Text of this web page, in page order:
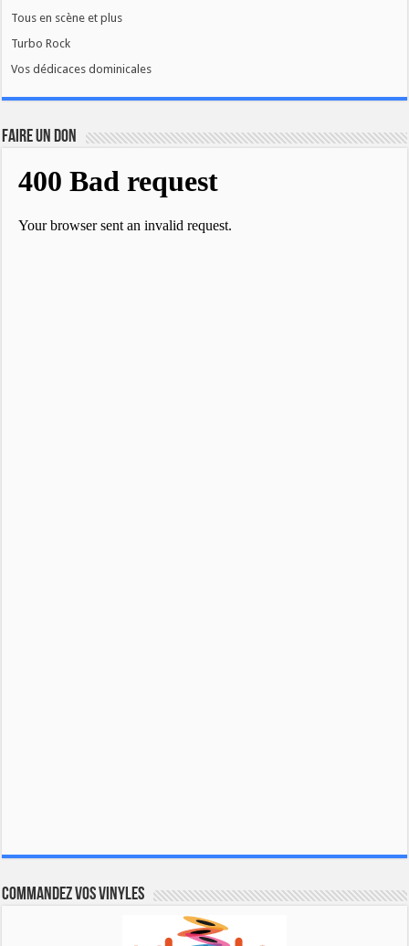
Tous en scène et plus
Turbo Rock
Vos dédicaces dominicales
FAIRE UN DON
Commandez vos vinyles